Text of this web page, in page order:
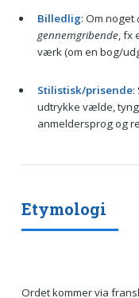
Billedlig: Om noget
gennemgribende, fx
værk (om en bog/
Stilistisk/prisende:
udtrykke vælde,
anmeldersprog og
Etymologi
Ordet kommer via